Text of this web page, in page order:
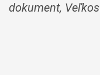
dokument,